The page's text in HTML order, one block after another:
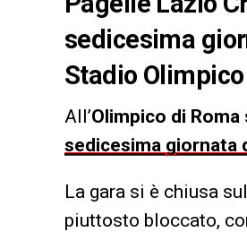
sedicesima
Stadio
All’Olimpico di Roma
sedicesima giornata
La gara si è chiusa
piuttosto bloccato,